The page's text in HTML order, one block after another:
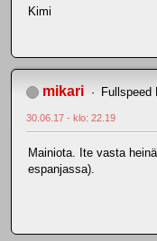
Kimi
mikari Fullspeed
30.06.17 - klo: 22.19
Mainiota. Ite vasta
espanjassa).